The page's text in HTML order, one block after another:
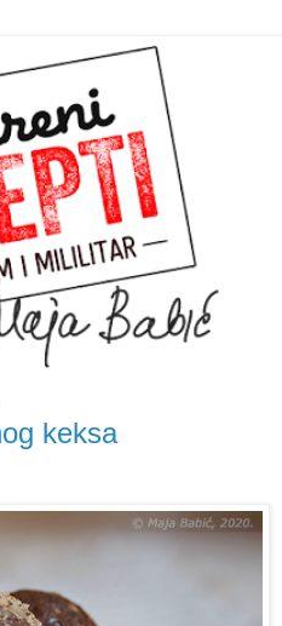
keksa